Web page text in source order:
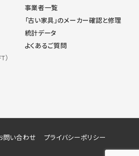
事業者一覧
「古い家具」のメーカー確認と修理
統計データ
よくあるご質問
問い合わせ
プライバシーポリシー